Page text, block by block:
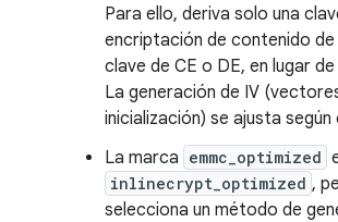
Para ello, deriva solo una
encriptación de contenido
clave de CE o DE, en lugar
La generación de IV
inicialización) se ajusta
La marca emmc_optimized
inlinecrypt_optimized ,
selecciona un método de